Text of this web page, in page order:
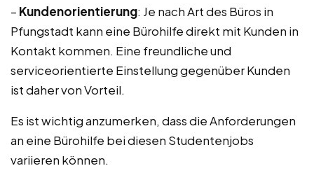
– Kundenorientierung: Je nach Art des Büros in
Pfungstadt kann eine Bürohilfe direkt mit Kunden in
Kontakt kommen. Eine freundliche und
serviceorientierte Einstellung gegenüber Kunden
ist daher von Vorteil.
Es ist wichtig anzumerken, dass die Anforderungen
an eine Bürohilfe bei diesen Studentenjobs
variieren können.